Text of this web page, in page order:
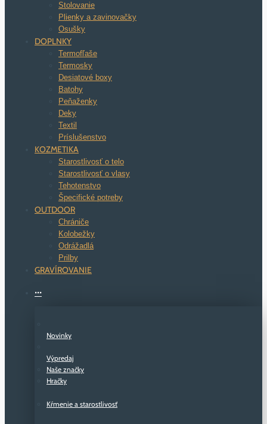
Stolovanie
Plienky a zavinovačky
Osušky
DOPLNKY
Termofľaše
Termosky
Desiatové boxy
Batohy
Peňaženky
Deky
Textil
Príslušenstvo
KOZMETIKA
Starostlivosť o telo
Starostlivosť o vlasy
Tehotenstvo
Špecifické potreby
OUTDOOR
Chrániče
Kolobežky
Odrážadlá
Prilby
GRAVÍROVANIE
···
Novinky
Výpredaj
Naše značky
Hračky
Kŕmenie a starostlivosť